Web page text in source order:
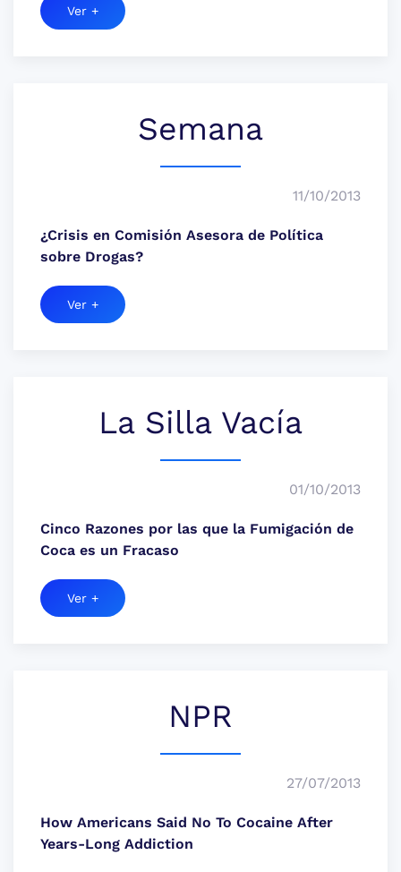
Ver +
Semana
11/10/2013
¿Crisis en Comisión Asesora de Política
sobre Drogas?
Ver +
La Silla Vacía
01/10/2013
Cinco Razones por las que la Fumigación de
Coca es un Fracaso
Ver +
NPR
27/07/2013
How Americans Said No To Cocaine After
Years-Long Addiction